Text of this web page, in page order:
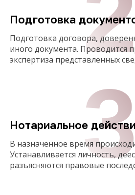
Подготовка
Подготовка договора,
иного документа. Проводится
экспертиза представленных
Нотариальное
В назначенное время
Устанавливается личность,
разъясняются правовые